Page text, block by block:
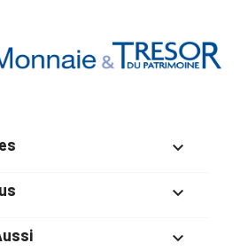


